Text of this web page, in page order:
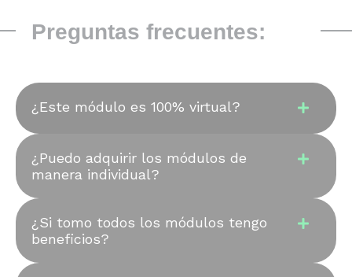
Preguntas frecuentes:
¿Este módulo es 100% virtual?
¿Puedo adquirir los módulos de
manera individual?
¿Si tomo todos los módulos tengo
beneficios?